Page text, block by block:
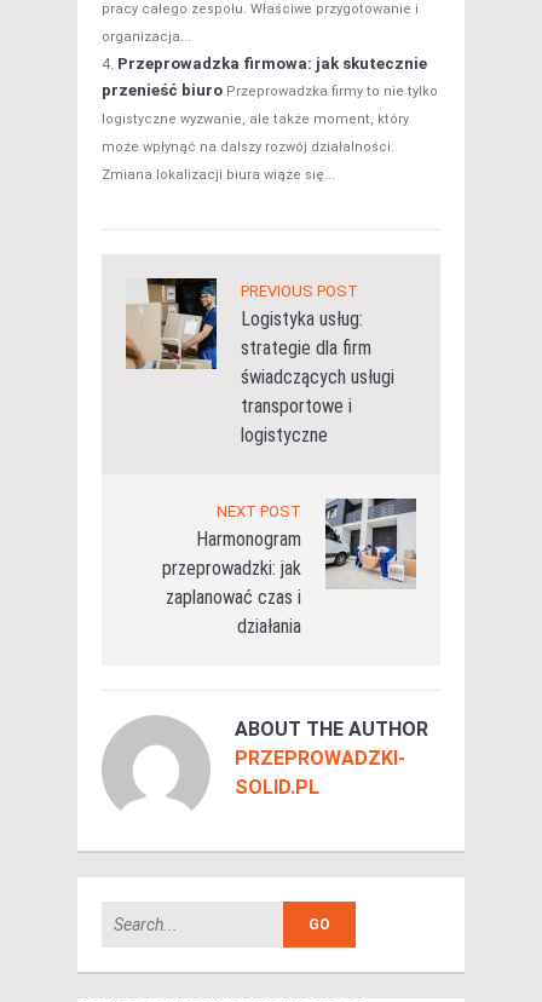
pracy całego zespołu. Właściwe przygotowanie i
organizacja...
Przeprowadzka firmowa: jak skutecznie
przenieść biuro Przeprowadzka firmy to nie tylko
logistyczne wyzwanie, ale także moment, który
może wpłynąć na dalszy rozwój działalności.
Zmiana lokalizacji biura wiąże się...
PREVIOUS POST
Logistyka usług:
strategie dla firm
świadczących usługi
transportowe i
logistyczne
NEXT POST
Harmonogram
przeprowadzki: jak
zaplanować czas i
działania
ABOUT THE AUTHOR
PRZEPROWADZKI-
SOLID.PL